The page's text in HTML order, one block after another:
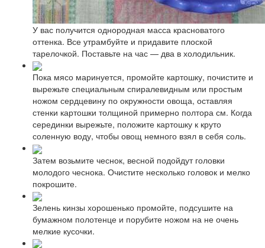
У вас получится однородная масса красноватого
оттенка. Все утрамбуйте и придавите плоской
тарелочкой. Поставьте на час — два в холодильник.
Пока мясо маринуется, промойте картошку, почистите и
вырежьте специальным спиралевидным или простым
ножом сердцевину по окружности овоща, оставляя
стенки картошки толщиной примерно полтора см. Когда
серединки вырежьте, положите картошку к круто
соленную воду, чтобы овощ немного взял в себя соль.
Затем возьмите чеснок, весной подойдут головки
молодого чеснока. Очистите несколько головок и мелко
покрошите.
Зелень кинзы хорошенько промойте, подсушите на
бумажном полотенце и порубите ножом на не очень
мелкие кусочки.